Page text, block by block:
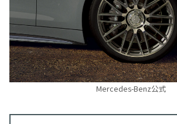
Mercedes-Benz公式